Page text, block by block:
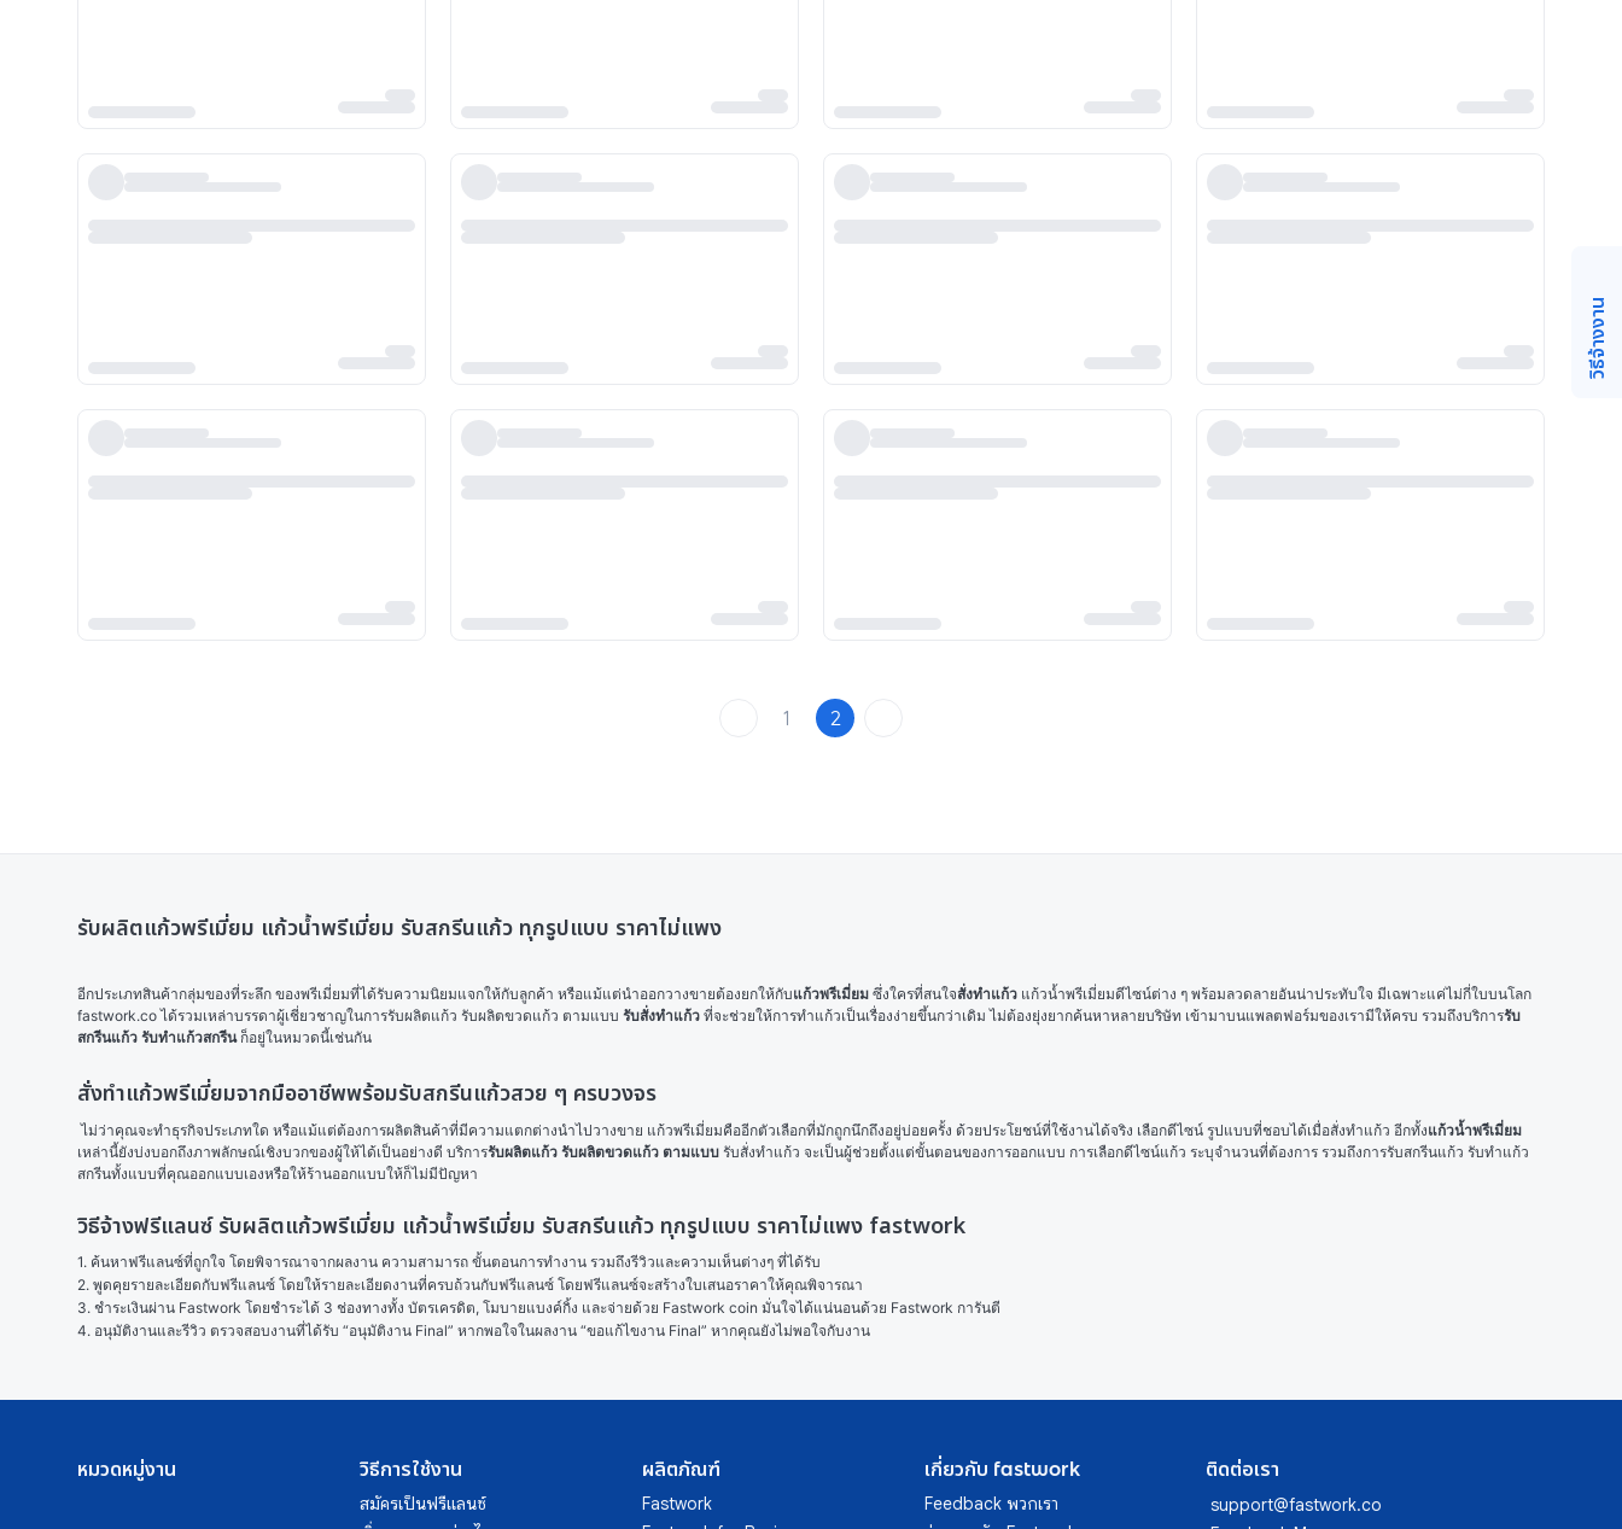
1 2
รับผลิตแก้วพรีเมี่ยม แก้วน้ำพรีเมี่ยม รับสกรีนแก้ว ทุกรูปแบบ ราคาไม่แพง
อีกประเภทสินค้ากลุ่มของที่ระลึก ของพรีเมี่ยมที่ได้รับความนิยมแจกให้กับลูกค้า หรือแม้แต่นำออกวางขายต้องยกให้กับแก้วพรีเมี่ยม ซึ่งใครที่สนใจสั่งทำแก้ว แก้วน้ำพรีเมี่ยมดีไซน์ต่าง ๆ พร้อมลวดลายอันน่าประทับใจ มีเฉพาะแค่ไม่กี่ใบบนโลก
fastwork.co ได้รวมเหล่าบรรดาผู้เชี่ยวชาญในการรับผลิตแก้ว รับผลิตขวดแก้ว ตามแบบ รับสั่งทำแก้ว ที่จะช่วยให้การทำแก้วเป็นเรื่องง่ายขึ้นกว่าเดิม ไม่ต้องยุ่งยากค้นหาหลายบริษัท เข้ามาบนแพลตฟอร์มของเรามีให้ครบ รวมถึงบริการรับ
สกรีนแก้ว รับทำแก้วสกรีน ก็อยู่ในหมวดนี้เช่นกัน
สั่งทำแก้วพรีเมี่ยมจากมืออาชีพพร้อมรับสกรีนแก้วสวย ๆ ครบวงจร
ไม่ว่าคุณจะทำธุรกิจประเภทใด หรือแม้แต่ต้องการผลิตสินค้าที่มีความแตกต่างนำไปวางขาย แก้วพรีเมี่ยมคืออีกตัวเลือกที่มักถูกนึกถึงอยู่บ่อยครั้ง ด้วยประโยชน์ที่ใช้งานได้จริง เลือกดีไซน์ รูปแบบที่ชอบได้เมื่อสั่งทำแก้ว อีกทั้งแก้วน้ำพรีเมี่ยม
เหล่านี้ยังบ่งบอกถึงภาพลักษณ์เชิงบวกของผู้ให้ได้เป็นอย่างดี บริการรับผลิตแก้ว รับผลิตขวดแก้ว ตามแบบ รับสั่งทำแก้ว จะเป็นผู้ช่วยตั้งแต่ขั้นตอนของการออกแบบ การเลือกดีไซน์แก้ว ระบุจำนวนที่ต้องการ รวมถึงการรับสกรีนแก้ว รับทำแก้ว
สกรีนทั้งแบบที่คุณออกแบบเองหรือให้ร้านออกแบบให้ก็ไม่มีปัญหา
วิธีจ้างฟรีแลนซ์ รับผลิตแก้วพรีเมี่ยม แก้วน้ำพรีเมี่ยม รับสกรีนแก้ว ทุกรูปแบบ ราคาไม่แพง fastwork
1. ค้นหาฟรีแลนซ์ที่ถูกใจ โดยพิจารณาจากผลงาน ความสามารถ ขั้นตอนการทำงาน รวมถึงรีวิวและความเห็นต่างๆ ที่ได้รับ
2. พูดคุยรายละเอียดกับฟรีแลนซ์ โดยให้รายละเอียดงานที่ครบถ้วนกับฟรีแลนซ์ โดยฟรีแลนซ์จะสร้างใบเสนอราคาให้คุณพิจารณา
3. ชำระเงินผ่าน Fastwork โดยชำระได้ 3 ช่องทางทั้ง บัตรเครดิต, โมบายแบงค์กิ้ง และจ่ายด้วย Fastwork coin มั่นใจได้แน่นอนด้วย Fastwork การันตี
4. อนุมัติงานและรีวิว ตรวจสอบงานที่ได้รับ “อนุมัติงาน Final” หากพอใจในผลงาน “ขอแก้ไขงาน Final” หากคุณยังไม่พอใจกับงาน
วิธีจ้างงาน
หมวดหมู่งาน วิธีการใช้งาน
สมัครเป็นฟรีแลนซ์
ผลิตภัณฑ์
Fastwork
เกี่ยวกับ fastwork
Feedback พวกเรา
ติดต่อเรา
support@fastwork.co